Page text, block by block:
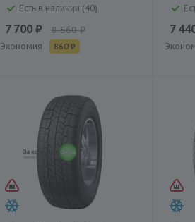
Есть в наличии (40)
7 700 ₽ 8 560 ₽
Экономия 860 ₽
7